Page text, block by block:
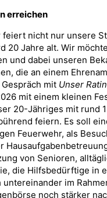
erreichen
feiert nicht nur unsere
20 Jahre alt. Wir
und dabei unseren
die an einem
mit Unser
mit einem kleinen
20-Jähriges mit rund
feiern. Es soll
Feuerwehr, als
von Senioren,
die Hilfsbedürftige in
im
noch stärker